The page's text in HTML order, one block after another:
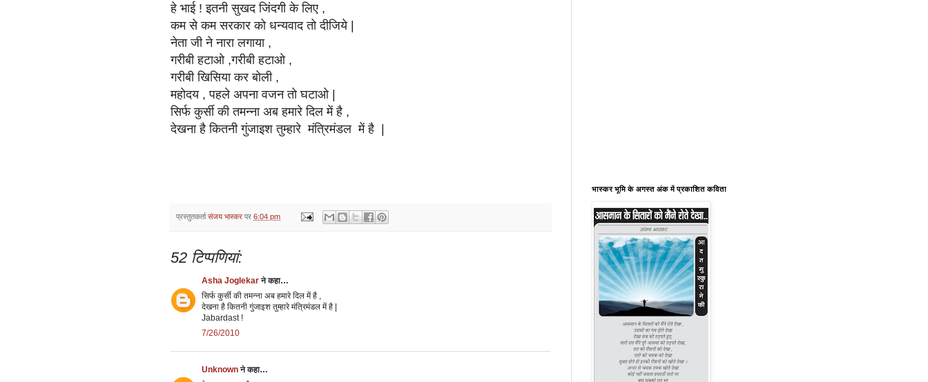
हे भाई ! इतनी सुखद जिंदगी के लिए ,
कम से कम सरकार को धन्यवाद तो दीजिये |
नेता जी ने नारा लगाया ,
गरीबी हटाओ ,गरीबी हटाओ ,
गरीबी खिसिया कर बोली ,
महोदय , पहले अपना वजन तो घटाओ |
सिर्फ कुर्सी की तमन्ना अब हमारे दिल में है ,
देखना है कितनी गुंजाइश तुम्हारे मंत्रिमंडल में है |
प्रस्तुतकर्तासंजय भास्‍कर पर 6:04 pm
52 टिप्‍पणियां:
Asha Joglekar ने कहा…
सिर्फ कुर्सी की तमन्ना अब हमारे दिल में है ,
देखना है कितनी गुंजाइश तुम्हारे मंत्रिमंडल में है |
Jabardast !
7/26/2010
Unknown ने कहा…
भास्कर भूमि के अगस्त अंक में प्रकाशित कविता